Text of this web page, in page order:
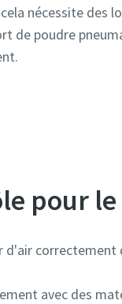
nécessite des
de poudre
pour
d'air correctement
avec des